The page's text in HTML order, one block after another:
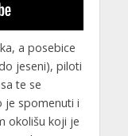
a posebice
jeseni), piloti
te se
je spomenuti i
okolišu koji je